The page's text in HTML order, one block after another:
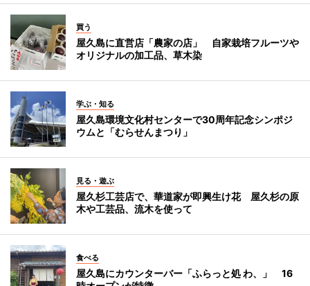
買う
屋久島に直営店「農家の店」 自家栽培フルーツや
オリジナルの加工品、草木染
学ぶ・知る
屋久島環境文化村センターで30周年記念シンポジ
ウムと「むらせんまつり」
見る・遊ぶ
屋久杉工芸店で、華道家が即興生け花 屋久杉の原
木や工芸品、流木を使って
食べる
屋久島にカウンターバー「ふらっと処 わ、」 16